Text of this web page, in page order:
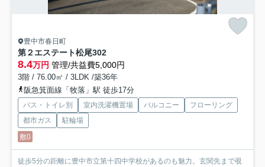
豊中市春日町
第２エステート松尾302
8.4万円 管理/共益費5,000円
3階 / 76.00㎡ / 3LDK /築36年
阪急箕面線「牧落」駅 徒歩17分
バス・トイレ別 室内洗濯機置場 バルコニー
フローリング
都市ガス
駐輪場
敷0
徒歩5分の距離に豊中市立第十四中学校があるのも魅力。玄関先まで覗